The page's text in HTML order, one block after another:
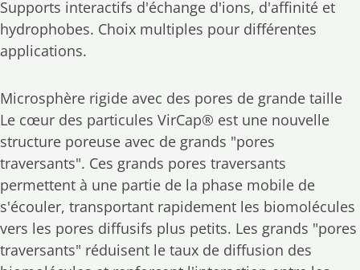
Supports interactifs d'échange d'ions, d'affinité et
hydrophobes. Choix multiples pour différentes
applications.
Microsphère rigide avec des pores de grande taille
Le cœur des particules VirCap® est une nouvelle
structure poreuse avec de grands "pores
traversants". Ces grands pores traversants
permettent à une partie de la phase mobile de
s'écouler, transportant rapidement les biomolécules
vers les pores diffusifs plus petits. Les grands "pores
traversants" réduisent le taux de diffusion des